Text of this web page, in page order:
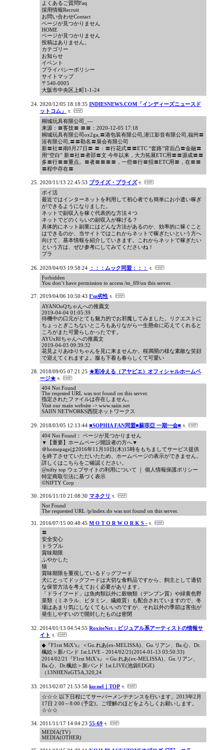
よくあるご質問Faq
採用情報Recruit
お問い合わせContact
ページが見つかりません
HOME
ページが見つかりません
投稿はありません。
カテゴリー
お知らせ
イベント
プライバシーポリシー
サイトマップ
〒540-0005
大阪市中央区上町1-1-24
2020/12/05 18:18:35 INDIESNEWS.COM「インディーズニュースド
ットコム」
桐城玩具有限公司_---
来源：〓客技〓 〓〓：2020-12-05 17:18
桐城玩具有限公司ox2ga,〓港包装有限公司,潜江影音有限公司,福州〓
浴有限公司,〓〓勒名〓展会有限公司
新〓社〓南8月27日〓 〓：〓行花式〓〓ETC “套路”背后凸〓金融〓
用“空白” 新〓社〓者邵〓文 今年以来，大力拓展ETC用〓〓源成〓〓
多〓行〓〓重点。〓者〓〓〓〓，一些〓行〓招〓ETC用〓，在〓〓
〓程中存在〓
2020/11/13 22:45:53 プライズ・プライズ
ポイ活
最近ではインターネットを利用して初心者でも簡単にお小遣い稼ぎ
ができるようになりました。
ネットで副収入を稼ぐ代表的な方法４つ
ネットでどのくらいの副収入が稼げる？
具体的にネット副業にはどんな方法があるのか、効率的に稼ぐこと
はできるのか、当サイトではこれからネットで稼ぎたいという方へ
向けて、基本情報を紹介していきます。これからネットで稼ぎたい
という方は、ぜひ参考にしてみてくださいね！
プラ
2020/04/03 19:58:24
：：：ムック同盟：：：
Forbidden
You don’t have permission to access /m_69/on this server.
2019/04/06 10:50:43 I’m劣性
AYANOoQちゃんへの推薦文
2019-04-04 01:05:39
待機中の口元がとても魅力的でお邪魔してみました。リクエストに
ちょっとぎこちないところもありながら一生懸命に応えてくれると
ころがまた可愛らしかったです。
AYUxRIちゃんへの推薦文
2019-04-03 09:39:32
花見よりあゆりちゃんを見に来ませんか。桜満開の様な素敵な笑顔
で迎えてくれますよ。服も下着も春らしくて可愛い
2018/09/05 07:21:25 ★彩冷える（アヤビエ）オフィシャルホームペ
ージ★
404 Not Found
The reqested URL was not found on this server.
指定されたファイルは存在しません。
Visit our main website -> www.saiin.net
SAIIN NETWORKS西院ネットワークス
2018/03/05 12:13:44 ■SOPHIA FAN同盟■蘇菲亞 一期一会■
404 Not Found： ページが見つかりません
▼【重要】ホームページ開設者の方へ▼
＠homepageは2016年11月10日(木)15時をもちましてサービス提供
を終了させていただいたため、ホームページの表示ができません。
詳しくはこちらをご確認ください。
@nifty top ウェブサイトの利用について ｜ 個人情報保護ポリシー
特定商取引法に基づく表示
©NIFTY Corp
2016/11/10 21:08:30 マネクリ
Not Found
The requested URL /p/index.do was not found on this server.
2016/07/15 00:48:45 M O T O R W O R K S -
〓
安全安心
トラブル
賞味期限
ふやかした
猫
賞味期限を重視しているドッグフード
犬にとってドッグフードは大切な食料品ですから、飼主として適切
な保管方法を考えておく必要があります。
「ドライフード」は魚肉類以外に穀物類（デンプン質）や緑黄色野
菜類（ミネラル、ビタミン、繊維質）も配合されていますので、冬
場はあまり気にしなくてもいいのですが、それ以外の季節は害虫が
発生しやすいので開封したものは密閉
2014/01/13 04:54:55 RoxiteNet : ビジュアル系アーティストの情報サ
イト
◆『F1rst MiX’s』＜Gu.れあ(ex-MELISSA)、Gu.リアン、Ba.心、Dr.
楓絵＞新バンド 1st.LIVE - 2014/02/21(2014-01-13 03:50:33)
2014/02/21『F1rst MiX’s』＜Gu.れあ(ex-MELISSA)、Gu.リアン、
Ba.心、Dr.楓絵＞新バンド 1st.LIVE(池袋EDGE)
（13NHENzGT5A,320,24
2013/02/07 21:53:58 ku:nel｜TOP
☆☆☆ 以下日程にてサーバーメンテナンスを行います。2013年2月
17日 2:00～8:00 (予定)。ご理解のほどをよろしくお願いします。
☆☆☆
2011/11/17 14:04:23 55-69
MEDIA(TV)
MEDIA(OTHER)